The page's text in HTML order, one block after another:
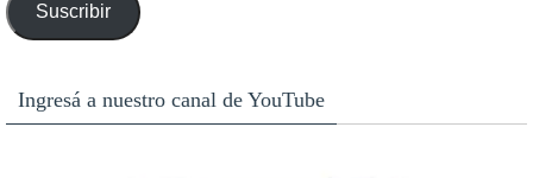
emailSuscribir
Ingresá a nuestro canal de YouTube